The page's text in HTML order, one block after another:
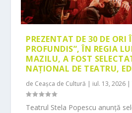
PREZENTAT DE 30 DE
PROFUNDIS”, ÎN REGIA
MAZILU, A FOST
NAȚIONAL DE TEATRU,
de Ceașca de Cultură | iul. 13, 2026 |
Teatrul Stela Popescu anunță